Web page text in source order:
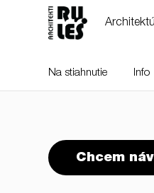
Na stiahnutie Info
Chcem
RULES,
37/B, 821